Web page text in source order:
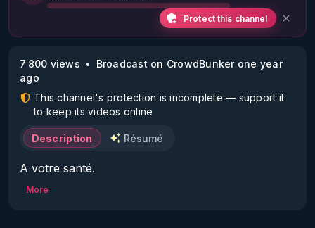
Protect this channel
7 800 views
Broadcast on CrowdBunker one year
ago
This channel's protection is incomplete — support it
to keep its videos online
Description Résumé
A votre santé.
Une émission du Dr Eric Loridan
More